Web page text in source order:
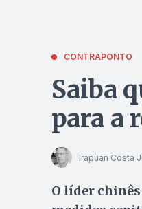
CONTRAPONTO
Saiba
para a
Irapuan Costa
O líder